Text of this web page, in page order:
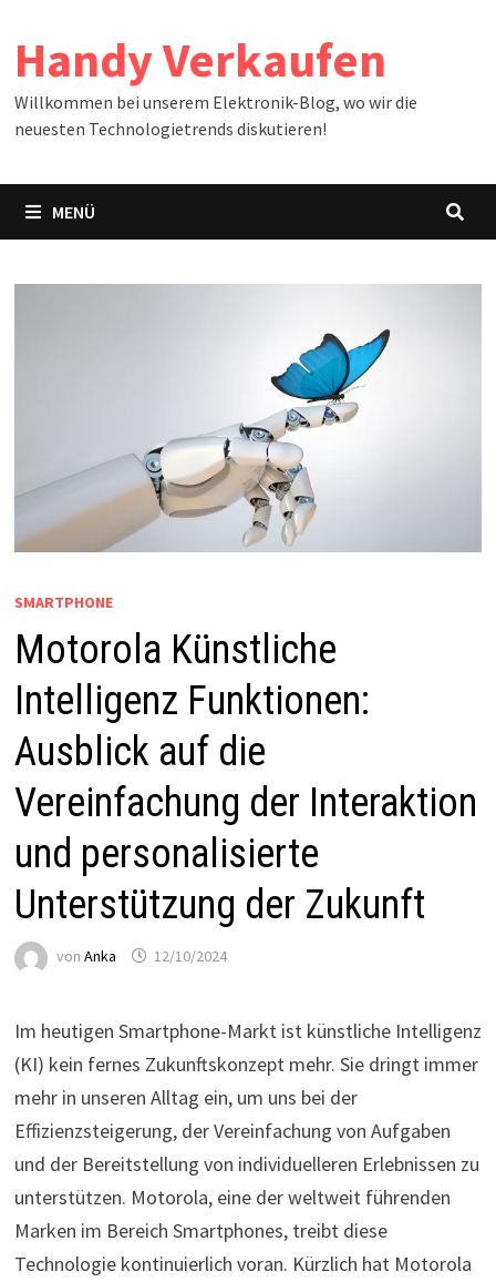
Inhalt
springen
Handy Verkaufen
Willkommen bei unserem Elektronik-Blog, wo wir die
neuesten Technologietrends diskutieren!
MENÜ
SMARTPHONE
Motorola Künstliche
Intelligenz Funktionen:
Ausblick auf die
Vereinfachung der Interaktion
und personalisierte
Unterstützung der Zukunft
von Anka 12/10/2024
Im heutigen Smartphone-Markt ist künstliche Intelligenz
(KI) kein fernes Zukunftskonzept mehr. Sie dringt immer
mehr in unseren Alltag ein, um uns bei der
Effizienzsteigerung, der Vereinfachung von Aufgaben
und der Bereitstellung von individuelleren Erlebnissen zu
unterstützen. Motorola, eine der weltweit führenden
Marken im Bereich Smartphones, treibt diese
Technologie kontinuierlich voran. Kürzlich hat Motorola